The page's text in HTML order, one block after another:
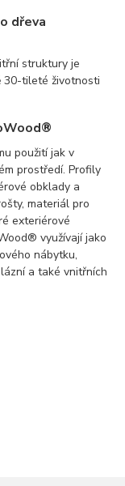
dřeva
struktury je
30-tileté životnosti
použití jak v
prostředí. Profily
obklady a
materiál pro
exteriérové
využívají jako
nábytku,
a také vnitřních